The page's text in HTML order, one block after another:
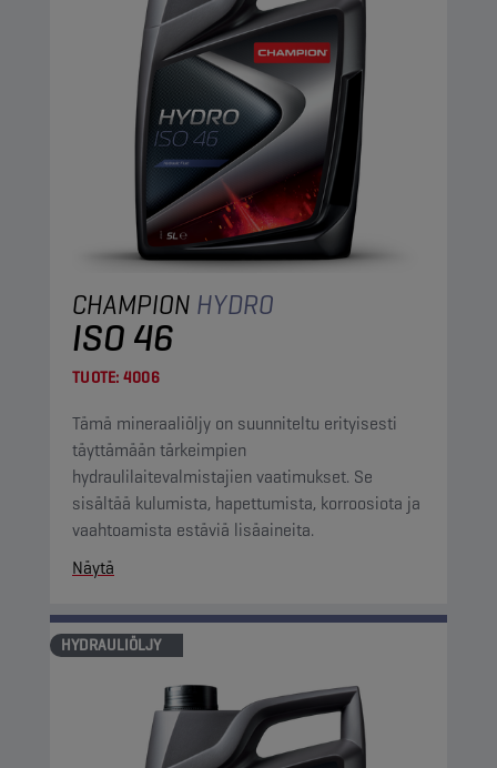
CHAMPION HYDRO
ISO 46
TUOTE: 4006
Tämä mineraaliöljy on suunniteltu erityisesti
täyttämään tärkeimpien
hydraulilaitevalmistajien vaatimukset. Se
sisältää kulumista, hapettumista, korroosiota ja
vaahtoamista estäviä lisäaineita.
Näytä
HYDRAULIÖLJY